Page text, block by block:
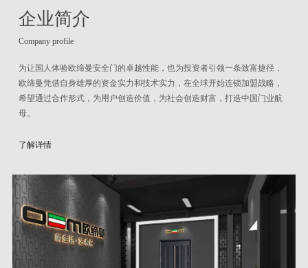
企业简介
Company profile
为让国人体验欧缔曼安全门的卓越性能，也为投资者引领一条致富捷径，
欧缔曼凭借自身雄厚的资金实力和技术实力，在全球开始连锁加盟战略，
希望通过合作形式，为用户创造价值，为社会创造财富，打造中国门业航
母。
了解详情